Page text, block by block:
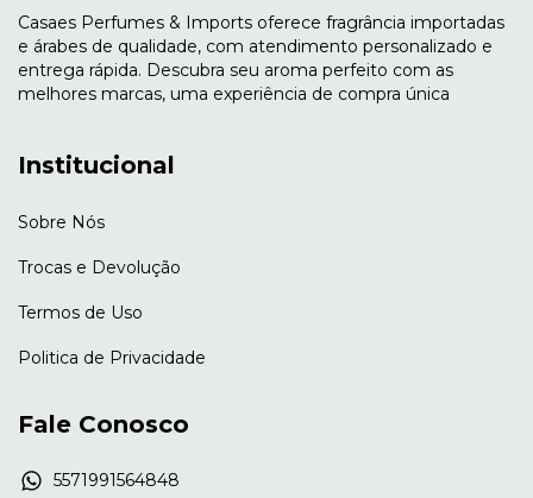
Casaes Perfumes & Imports oferece fragrância importadas
e árabes de qualidade, com atendimento personalizado e
entrega rápida. Descubra seu aroma perfeito com as
melhores marcas, uma experiência de compra única
Institucional
Sobre Nós
Trocas e Devolução
Termos de Uso
Politica de Privacidade
Fale Conosco
5571991564848